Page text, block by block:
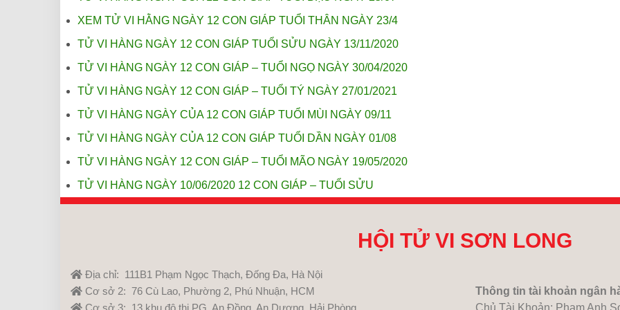
XEM TỬ VI HẰNG NGÀY 12 CON GIÁP TUỔI THÂN NGÀY 23/4
TỬ VI HÀNG NGÀY 12 CON GIÁP TUỔI SỬU NGÀY 13/11/2020
TỬ VI HÀNG NGÀY 12 CON GIÁP – TUỔI NGỌ NGÀY 30/04/2020
TỬ VI HÀNG NGÀY 12 CON GIÁP – TUỔI TÝ NGÀY 27/01/2021
TỬ VI HÀNG NGÀY CỦA 12 CON GIÁP TUỔI MÙI NGÀY 09/11
TỬ VI HÀNG NGÀY CỦA 12 CON GIÁP TUỔI DẦN NGÀY 01/08
TỬ VI HÀNG NGÀY 12 CON GIÁP – TUỔI MÃO NGÀY 19/05/2020
TỬ VI HÀNG NGÀY 10/06/2020 12 CON GIÁP – TUỔI SỬU
HỘI TỬ VI SƠN LONG
Địa chỉ: 111B1 Phạm Ngọc Thạch, Đống Đa, Hà Nội
Cơ sở 2: 76 Cù Lao, Phường 2, Phú Nhuận, HCM
Cơ sở 3: 13 khu đô thị PG, An Đồng, An Dương, Hải Phòng
Thông tin tài khoản ngân
Chủ Tài Khoản: Pham Anh